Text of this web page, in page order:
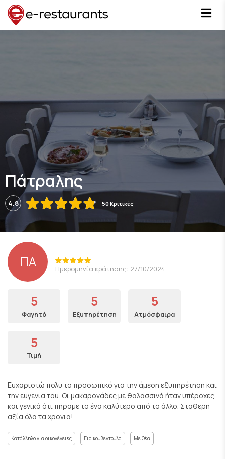
Πάτραλης
4.8 50 Κριτικές
ΠΑ Ημερομηνία κράτησης: 27/10/2024
5
Φαγητό
5
Εξυπηρέτηση
5
Ατμόσφαιρα
5
Τιμή
Ευχαριστώ πολυ το προσωπικό για την άμεση εξυπηρέτηση και
την ευγενια του. Οι μακαρονάδες με θαλασσινά ήταν υπέροχες
και γενικά ότι πήραμε το ένα καλύτερο από το άλλο. Σταθερή
αξία όλα τα χρονια!
Κατάλληλο για οικογένειες Για κουβεντούλα Με θέα